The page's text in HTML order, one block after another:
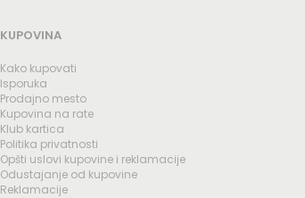
KUPOVINA
Kako kupovati
Isporuka
Prodajno mesto
Kupovina na rate
Klub kartica
Politika privatnosti
Opšti uslovi kupovine i reklamacije
Odustajanje od kupovine
Reklamacije